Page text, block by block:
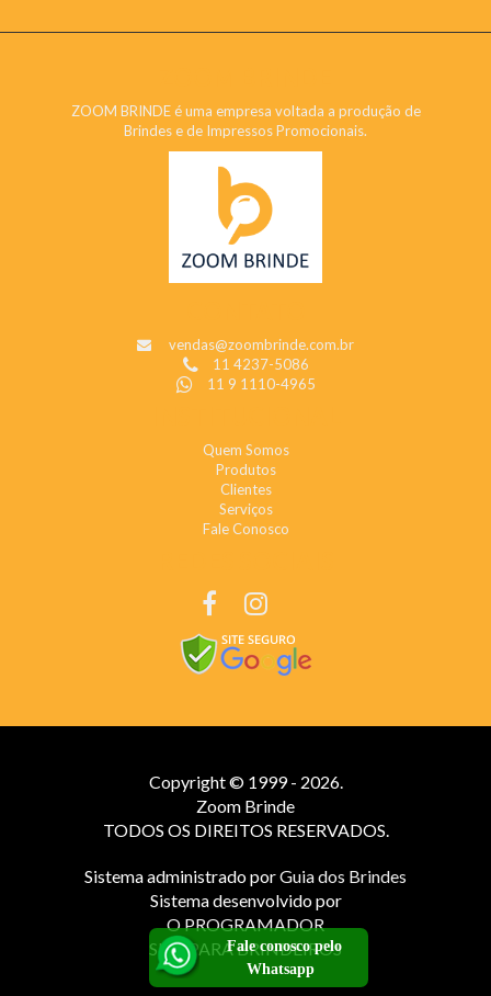
ZOOM BRINDE é uma empresa voltada a produção de
Brindes e de Impressos Promocionais.
vendas@zoombrinde.com.br
11 4237-5086
11 9 1110-4965
Quem Somos
Produtos
Clientes
Serviços
Fale Conosco
Copyright © 1999 - 2026.
Zoom Brinde
TODOS OS DIREITOS RESERVADOS.
Sistema administrado porGuia dos Brindes
Sistema desenvolvido por
O PROGRAMADOR
SITE PARA BRINDEIROS
Fale conosco pelo
Whatsapp